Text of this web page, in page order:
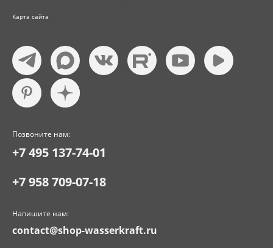
Карта сайта
Позвоните нам:
+7 495 137-74-01
+7 958 709-07-18
Напишите нам:
contact@shop-wasserkraft.ru